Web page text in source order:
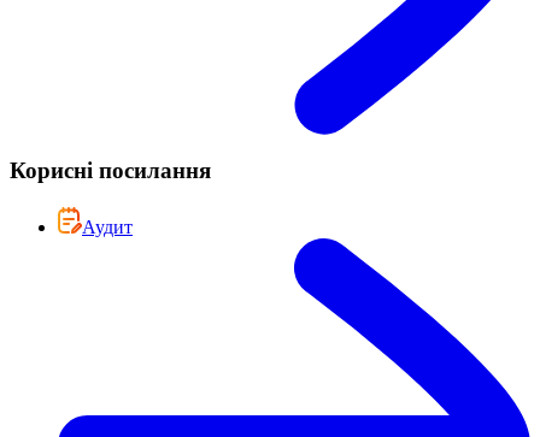
Корисні посилання
Аудит